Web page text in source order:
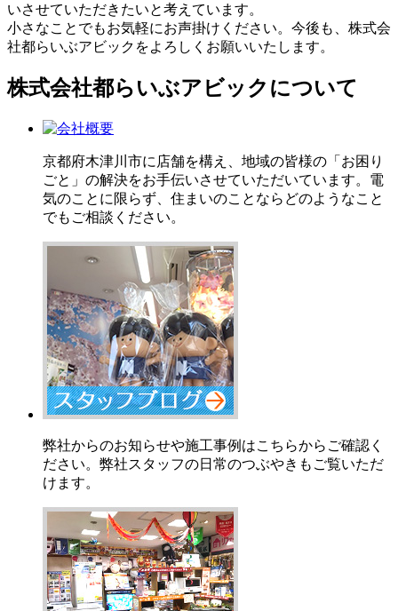
いさせていただきたいと考えています。
小さなことでもお気軽にお声掛けください。今後も、株式会
社都らいぶアビックをよろしくお願いいたします。
株式会社都らいぶアビックについて
京都府木津川市に店舗を構え、地域の皆様の「お困り
ごと」の解決をお手伝いさせていただいています。電
気のことに限らず、住まいのことならどのようなこと
でもご相談ください。
弊社からのお知らせや施工事例はこちらからご確認く
ださい。弊社スタッフの日常のつぶやきもご覧いただ
けます。